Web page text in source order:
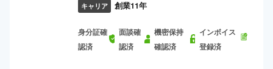
キャリア 創業11年
身分証確
認済
面談確
認済
機密保持
確認済
インボイス
登録済